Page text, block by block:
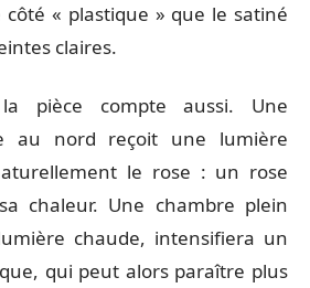
« plastique » que le satiné
claires.
la pièce compte aussi. Une
au nord reçoit une lumière
le rose : un rose
chaleur. Une chambre plein
chaude, intensifiera un
qui peut alors paraître plus